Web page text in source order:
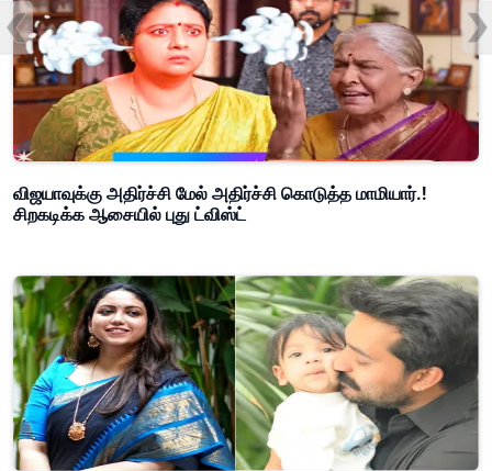
விஜயாவுக்கு அதிர்ச்சி மேல் அதிர்ச்சி கொடுத்த மாமியார்.!
சிறகடிக்க ஆசையில் புது ட்விஸ்ட்